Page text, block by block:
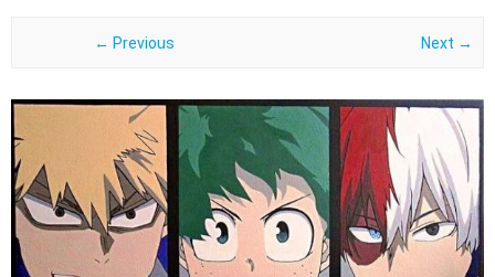
← Previous Next →